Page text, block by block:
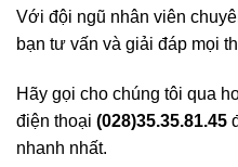
Với đội ngũ nhân viên
bạn tư vấn và giải đáp mọi
Hãy gọi cho chúng tôi qua
điện thoại (028)35.35.81.45
nhanh nhất.